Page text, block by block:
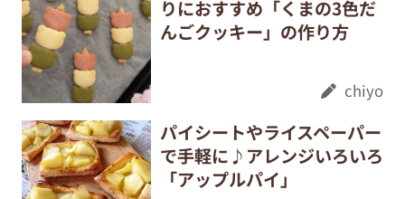
りにおすすめ「くまの3色だ
んごクッキー」の作り方
chiyo
パイシートやライスペーパー
で手軽に♪アレンジいろいろ
「アップルパイ」